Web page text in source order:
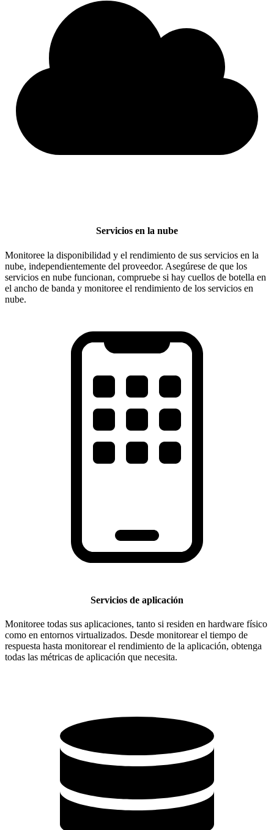
Servicios en la nube
Monitoree la disponibilidad y el rendimiento de sus servicios en la
nube, independientemente del proveedor. Asegúrese de que los
servicios en nube funcionan, compruebe si hay cuellos de botella en
el ancho de banda y monitoree el rendimiento de los servicios en
nube.
Servicios de aplicación
Monitoree todas sus aplicaciones, tanto si residen en hardware físico
como en entornos virtualizados. Desde monitorear el tiempo de
respuesta hasta monitorear el rendimiento de la aplicación, obtenga
todas las métricas de aplicación que necesita.